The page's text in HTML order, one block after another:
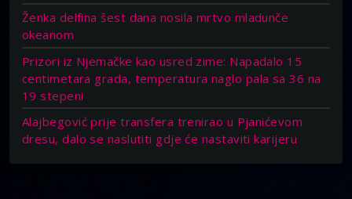
Ženka delfina šest dana nosila mrtvo mladunče
okeanom
Prizori iz Njemačke kao usred zime: Napadalo 15
centimetara grada, temperatura naglo pala sa 36 na
19 stepeni
Alajbegović prije transfera trenirao u Pjanićevom
dresu, dalo se naslutiti gdje će nastaviti karijeru